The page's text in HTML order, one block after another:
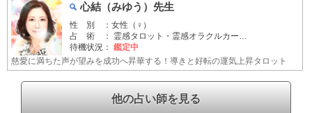
心結（みゆう）先生
性 別 ：女性（♀）
占 術 ： 霊感タロット・霊感オラクルカー…
待機状況： 鑑定中
慈愛に満ちた声が望みを成功へ昇華する！導きと好転の運気上昇タロット
他の占い師を見る